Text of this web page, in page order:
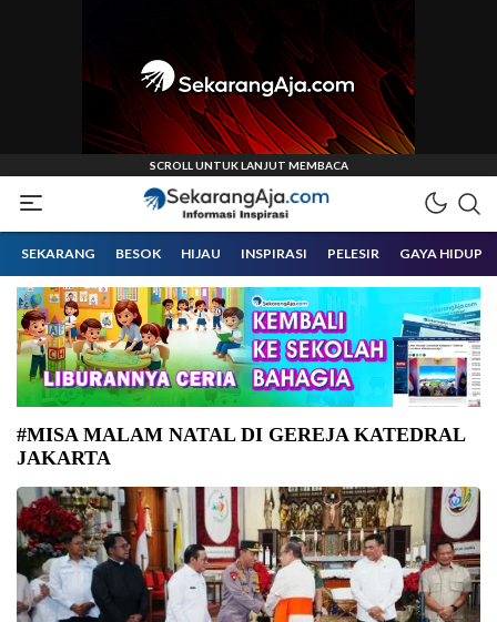
Sekarangaja
Informasi Inspirasi Malang Raya
SEKARANG BESOK HIJAU INSPIRASI PELESIR GAYA HIDUP
#MISA MALAM NATAL DI GEREJA KATEDRAL
JAKARTA
Kapolri Jenderal Listyo Sigit Prabowo dan para pejabat negara
sambangi Katedral Jakarta untuk memastikan keamanan misa malam
Natal, Rabu (24/12/2025) malam ini. (Foto: humas.polri.go.id)